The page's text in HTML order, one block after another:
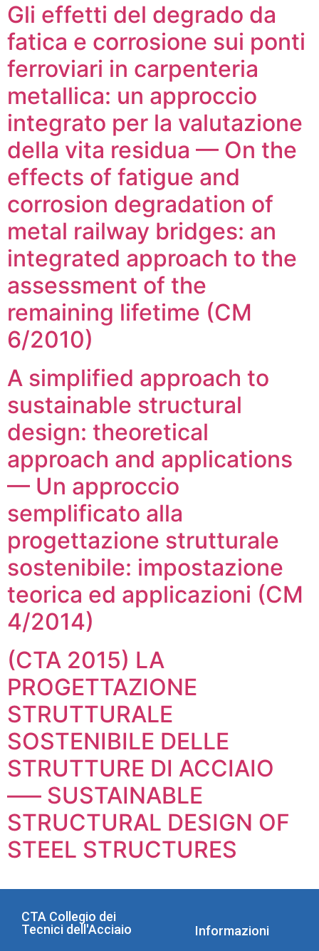
Gli effetti del degrado da
fatica e corrosione sui ponti
ferroviari in carpenteria
metallica: un approccio
integrato per la valutazione
della vita residua — On the
effects of fatigue and
corrosion degradation of
metal railway bridges: an
integrated approach to the
assessment of the
remaining lifetime (CM
6/2010)
A simplified approach to
sustainable structural
design: theoretical
approach and applications
— Un approccio
semplificato alla
progettazione strutturale
sostenibile: impostazione
teorica ed applicazioni (CM
4/2014)
(CTA 2015) LA
PROGETTAZIONE
STRUTTURALE
SOSTENIBILE DELLE
STRUTTURE DI ACCIAIO
—– SUSTAINABLE
STRUCTURAL DESIGN OF
STEEL STRUCTURES
CTA Collegio dei
Tecnici dell'Acciaio
Informazioni